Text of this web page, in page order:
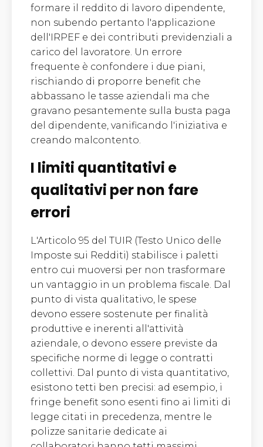
formare il reddito di lavoro dipendente,
non subendo pertanto l'applicazione
dell'IRPEF e dei contributi previdenziali a
carico del lavoratore. Un errore
frequente è confondere i due piani,
rischiando di proporre benefit che
abbassano le tasse aziendali ma che
gravano pesantemente sulla busta paga
del dipendente, vanificando l'iniziativa e
creando malcontento.
I limiti quantitativi e
qualitativi per non fare
errori
L'Articolo 95 del TUIR (Testo Unico delle
Imposte sui Redditi) stabilisce i paletti
entro cui muoversi per non trasformare
un vantaggio in un problema fiscale. Dal
punto di vista qualitativo, le spese
devono essere sostenute per finalità
produttive e inerenti all'attività
aziendale, o devono essere previste da
specifiche norme di legge o contratti
collettivi. Dal punto di vista quantitativo,
esistono tetti ben precisi: ad esempio, i
fringe benefit sono esenti fino ai limiti di
legge citati in precedenza, mentre le
polizze sanitarie dedicate ai